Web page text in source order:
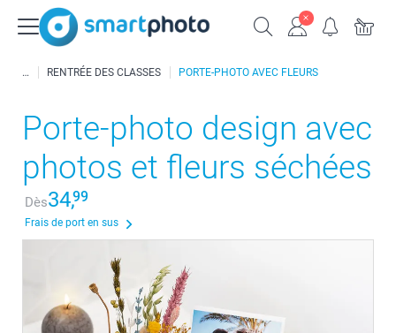
RENTRÉE DES CLASSES PORTE-PHOTO AVEC FLEURS
Porte-photo design avec
photos et fleurs séchées
Dès34,99
Frais de port en sus